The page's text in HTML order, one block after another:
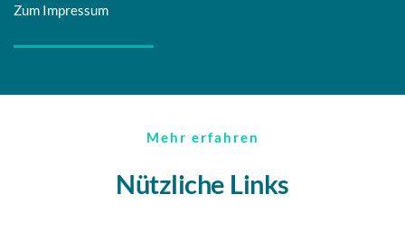
Zum Impressum
Mehr erfahren
Nützliche Links